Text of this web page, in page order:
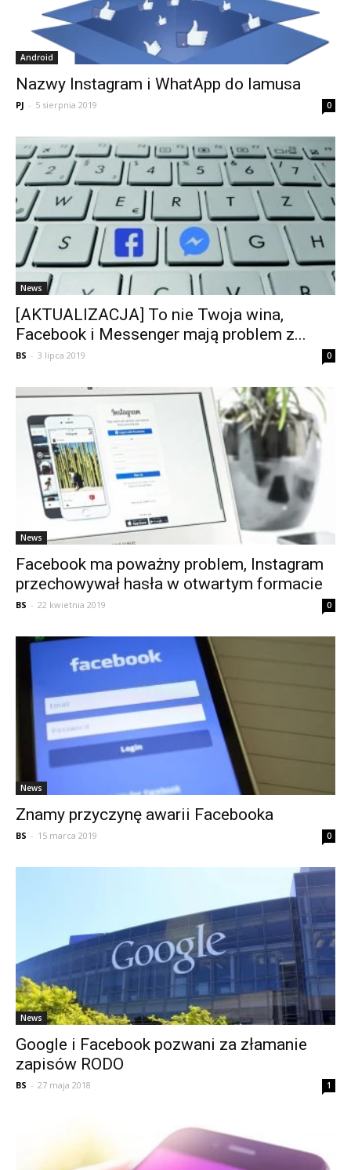
Android
Nazwy Instagram i WhatApp do lamusa
PJ - 5 sierpnia 2019 0
News
[AKTUALIZACJA] To nie Twoja wina,
Facebook i Messenger mają problem z...
BS - 3 lipca 2019 0
News
Facebook ma poważny problem, Instagram
przechowywał hasła w otwartym formacie
BS - 22 kwietnia 2019 0
News
Znamy przyczynę awarii Facebooka
BS - 15 marca 2019 0
News
Google i Facebook pozwani za złamanie
zapisów RODO
BS - 27 maja 2018 1